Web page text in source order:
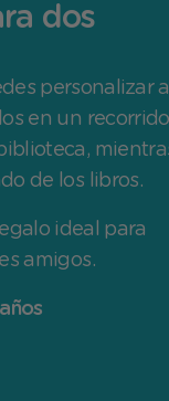
dos
personalizar
en un
de los libros.
ideal para
amigos.